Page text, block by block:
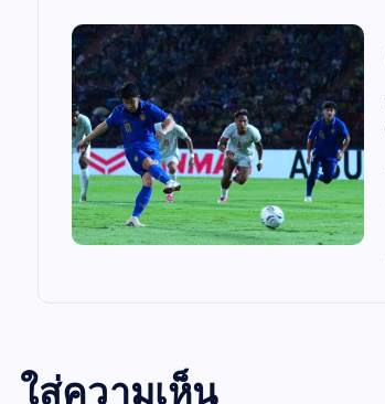
ใส่ความเห็น